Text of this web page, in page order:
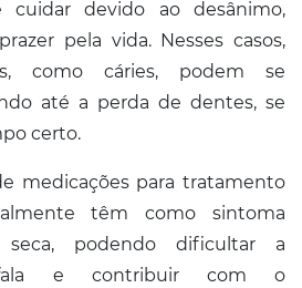
cuidar devido ao desânimo,
pela vida. Nesses casos,
como cáries, podem se
até a perda de dentes, se
certo.
medicações para tratamento
têm como sintoma
podendo dificultar a
fala e contribuir com o